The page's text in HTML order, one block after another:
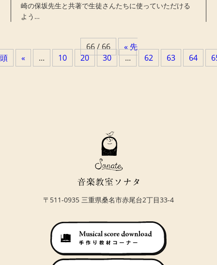
崎の保坂先生と共著で生徒さんたちに使っていただける
よう…
66 / 66
« 先
頭
« ... 10 20 30 ... 62 63 64
〒511-0935 三重県桑名市赤尾台2丁目33-4